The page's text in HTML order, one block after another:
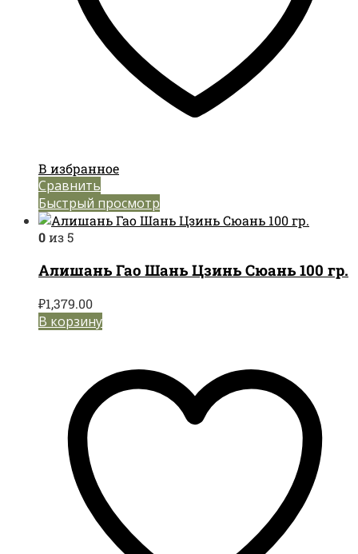
В избранное
Сравнить
Быстрый просмотр
0из 5
Алишань Гао Шань Цзинь Сюань 100 гр.
₽1,379.00
В корзину